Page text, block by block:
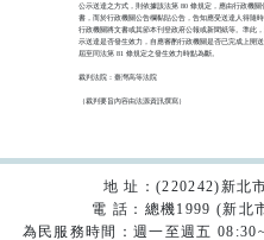
公示送達之方式，則依據該法第 80 條規定，應由行政機關
書，而於行政機關公告欄黏貼公告，告知應受送達人得隨
行政機關將文書或其節本刊登政府公報或新聞紙等。準此
示送達是否發生效力，自應審酌行政機關是否已完成上開
屆至同法第 81 條規定之發生效力時點為斷。
裁判法院：臺灣高等法院
（裁判要旨內容由法源資訊撰寫）
地 址：(220242)新北
電 話：總機1999 (新北
為民服務時間：週一至週五